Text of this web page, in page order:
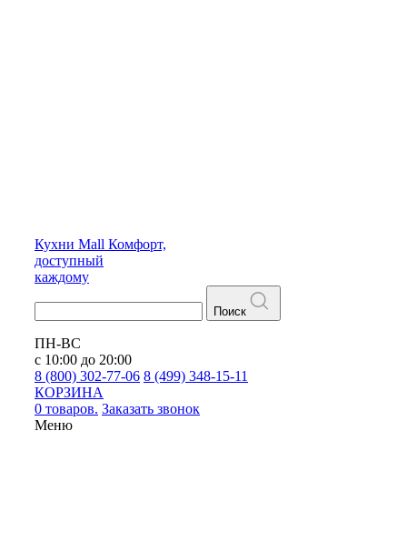
Кухни Mall Комфорт,
доступный
каждому
Поиск
ПН-ВС
с 10:00 до 20:00
8 (800) 302-77-06 8 (499) 348-15-11
КОРЗИНА
0 товаров. Заказать звонок
Меню